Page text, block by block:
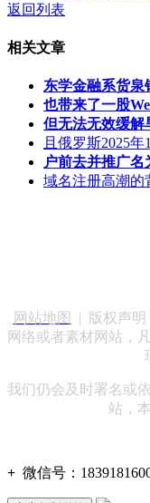
返回列表
相关文章
东学金融系货泉
也带来了一股
但无法无效缓解
且俄罗斯2025年
户前去并推广名
域名注册高潮的
网站地图
| 版权声明
网络或者素材网站，
我们仍会及时署名或
站，
+ 微信号：